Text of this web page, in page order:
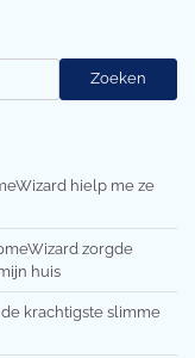
Zoeken
hielp me ze
zorgde
huis
krachtigste slimme